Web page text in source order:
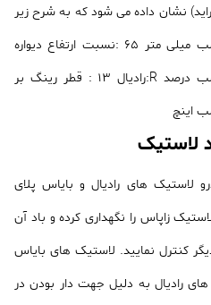
لاستیک پراید) نشان داده می شود که به شرح زیر
است: 165 :پهنای لاستیک بر حسب میلی متر 65 :نسبت ارتفاع دیواره
لاستیک (فاق) به پهنای آن برحسب درصد R:رادیال 13 : قطر رینگ بر
اینچ
لاستیک
لاستیک های رادیال و بایاس پلای
زاپاس را نگهداری کرده و باد آن
کنترل نمایید. لاستیک های بایاس
رادیال به دلیل جهت دار بودن در